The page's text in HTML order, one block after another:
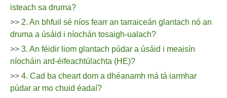
isteach sa druma?
>> 2. An bhfuil sé níos fearr an tarraiceán glantach nó an
druma a úsáid i níochán tosaigh-ualach?
>> 3. An féidir liom glantach púdar a úsáid i meaisín
níocháin ard-éifeachtúlachta (HE)?
>> 4. Cad ba cheart dom a dhéanamh má tá iarmhar
púdar ar mo chuid éadaí?